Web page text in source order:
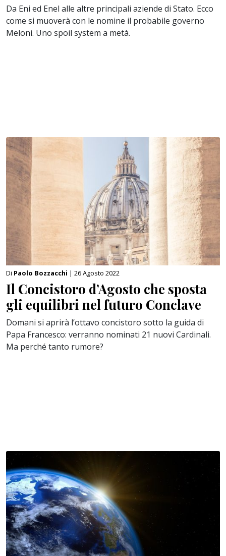
Da Eni ed Enel alle altre principali aziende di Stato. Ecco
come si muoverà con le nomine il probabile governo
Meloni. Uno spoil system a metà.
Di Paolo Bozzacchi | 26 Agosto 2022
Il Concistoro d’Agosto che sposta
gli equilibri nel futuro Conclave
Domani si aprirà l’ottavo concistoro sotto la guida di
Papa Francesco: verranno nominati 21 nuovi Cardinali.
Ma perché tanto rumore?